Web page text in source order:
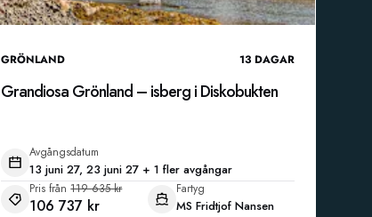
GRÖNLAND 13 DAGAR
Grandiosa Grönland – isberg i Diskobukten
Avgångsdatum
13 juni 27, 23 juni 27 + 1 fler avgångar
Pris från 119 635 kr
106 737 kr
Fartyg
MS Fridtjof Nansen